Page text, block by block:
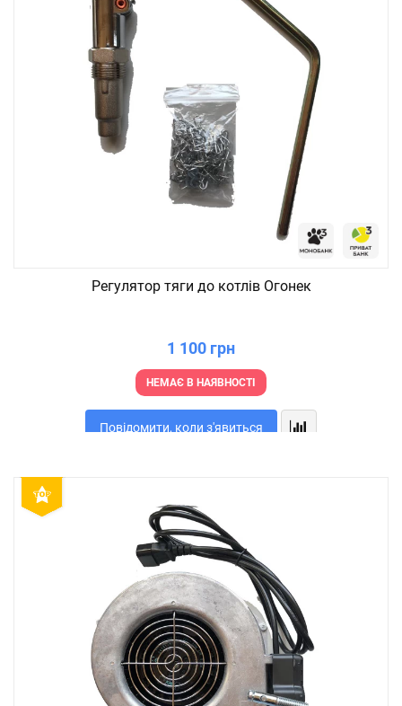
Регулятор тяги до котлів Огонек
1 100 грн
НЕМАЄ В НАЯВНОСТІ
Повідомити, коли з'явиться